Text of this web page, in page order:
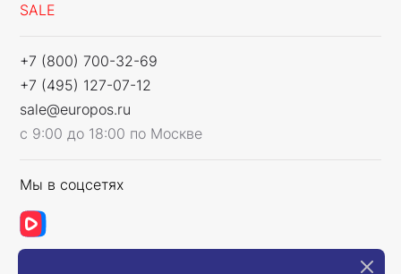
SALE
+7 (800) 700-32-69
+7 (495) 127-07-12
sale@europos.ru
с 9:00 до 18:00 по Москве
Мы в соцсетях